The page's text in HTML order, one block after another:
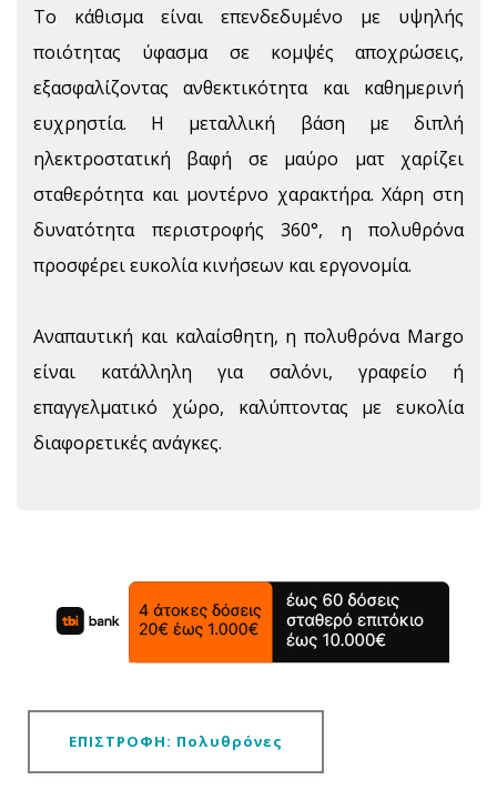
Το κάθισμα είναι επενδεδυμένο με υψηλής
ποιότητας ύφασμα σε κομψές αποχρώσεις,
εξασφαλίζοντας ανθεκτικότητα και καθημερινή
ευχρηστία. Η μεταλλική βάση με διπλή
ηλεκτροστατική βαφή σε μαύρο ματ χαρίζει
σταθερότητα και μοντέρνο χαρακτήρα. Χάρη στη
δυνατότητα περιστροφής 360°, η πολυθρόνα
προσφέρει ευκολία κινήσεων και εργονομία.
Αναπαυτική και καλαίσθητη, η πολυθρόνα Margo
είναι κατάλληλη για σαλόνι, γραφείο ή
επαγγελματικό χώρο, καλύπτοντας με ευκολία
διαφορετικές ανάγκες.
ΕΠΙΣΤΡΟΦΗ: Πολυθρόνες